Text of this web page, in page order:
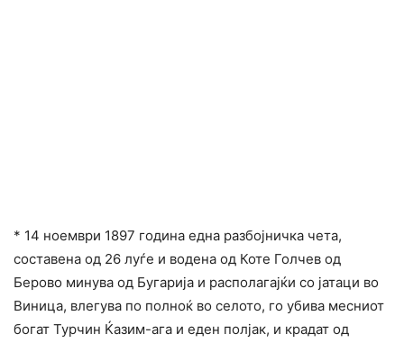
* 14 ноември 1897 година една разбојничка чета,
составена од 26 луѓе и водена од Коте Голчев од
Берово минува од Бугарија и располагајќи со јатаци во
Виница, влегува по полноќ во селото, го убива месниот
богат Турчин Ќазим-ага и еден полјак, и крадат од